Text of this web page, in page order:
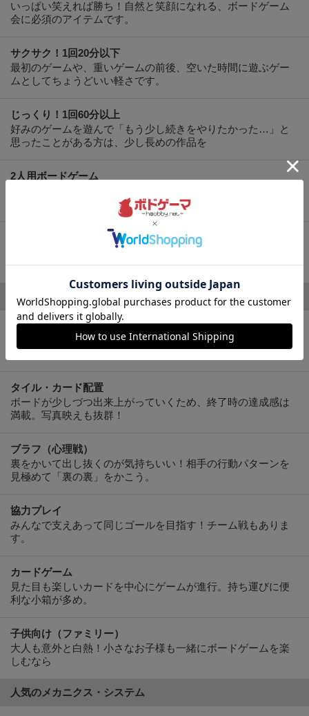
いっぱい笑えれば勝ち！自然と笑顔になれる、ボードゲーム
会に必須のアイテムです。
サクサク！1回20分以下
最初のゲームや、重いゲームの前後、空いた時間に遊ぶゲー
ムとしてちょうどいい軽さです。
じっくり！1回60分以上
好みのゲームを遊んで「もう少し続きをやりたかった…」と
思ったことがある方は、少し長めの作品を
2人用ボードゲーム
れたボードゲームが断然おすすめ！
まずはコレ！定番ボードゲーム集
かけの作品特集
人気のカテゴリー
アブストラクト
ルールはシンプルでカジュアルな作品が豊富！ちょっとした
タイル・カード配置
ボードが少しづつ出来上がっていくため、終了時の達成感は
満載。写真映えも抜群！
ブラフ（心理戦）
裏をかいて出し抜くのが気持ちいい！相手の行動パターンを
見極めて「裏の裏」をかこう。
協力プレイ
みんなで支えあって同じゴールを目指す！チーム戦もありま
す。
カードゲーム
見た目も楽しいカードを中心にゲームが進行。持ち運びに便
利な小箱が多め。
子供向け（ファミリー）
大人も意外と白熱！小さなお子様も一緒にボードゲームを楽
しむなら
人気のメカニクス・システム